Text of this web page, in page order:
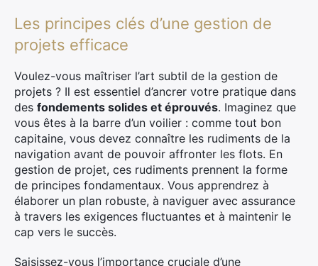
Les principes clés d’une gestion de
projets efficace
Voulez-vous maîtriser l’art subtil de la gestion de
projets ? Il est essentiel d’ancrer votre pratique dans
des fondements solides et éprouvés. Imaginez que
vous êtes à la barre d’un voilier : comme tout bon
capitaine, vous devez connaître les rudiments de la
navigation avant de pouvoir affronter les flots. En
gestion de projet, ces rudiments prennent la forme
de principes fondamentaux. Vous apprendrez à
élaborer un plan robuste, à naviguer avec assurance
à travers les exigences fluctuantes et à maintenir le
cap vers le succès.
Saisissez-vous l’importance cruciale d’une